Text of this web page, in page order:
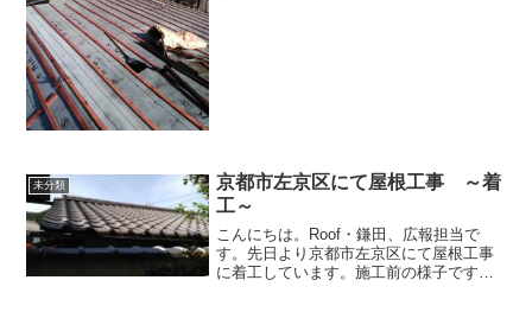
未分類
京都市左京区にて屋根工事 ～着
工～
こんにちは。Roof・鎌田、広報担当で
す。先日より京都市左京区にて屋根工事
に着工しています。施工前の様子です。